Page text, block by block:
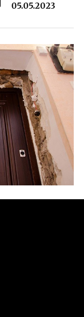
05.05.2023